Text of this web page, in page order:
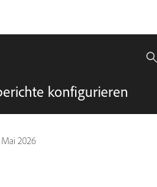
konfigurieren
2026